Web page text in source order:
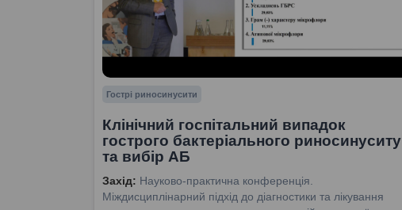
Гострі риносинусити
Клінічний госпітальний випадок
гострого бактеріального риносинуситу
та вибір АБ
Захід: Науково-практична конференція.
Міждисциплінарний підхід до діагностики та лікування